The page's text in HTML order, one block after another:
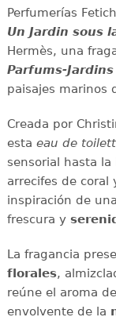
Perfumerías
Un Jardin sous
Hermès, una
Parfums-Jardins
paisajes marinos
Creada por
esta eau de
sensorial hasta la
arrecifes de coral
inspiración de
frescura y
La fragancia
florales,
reúne el aroma
envolvente de la